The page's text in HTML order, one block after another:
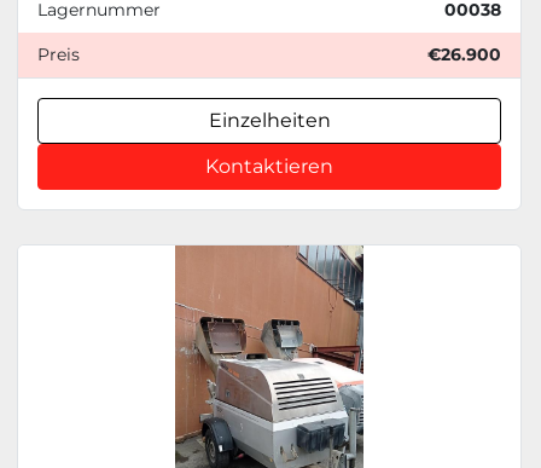
Lagernummer 00038
Preis €26.900
Einzelheiten
Kontaktieren